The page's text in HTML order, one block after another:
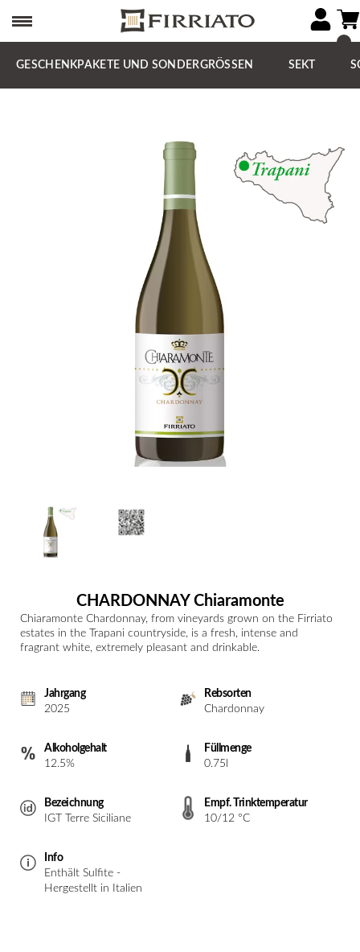
GESCHENKPAKETE UND SONDERGRÖSSEN SEKT
CHARDONNAY Chiaramonte
Chiaramonte Chardonnay, from vineyards grown on the Firriato
estates in the Trapani countryside, is a fresh, intense and
fragrant white, extremely pleasant and drinkable.
Jahrgang
2025
Rebsorten
Chardonnay
Alkoholgehalt
12.5%
Füllmenge
0.75l
Bezeichnung
IGT Terre Siciliane
Empf. Trinktemperatur
10/12 °C
Info
Enthält Sulfite -
Hergestellt in Italien